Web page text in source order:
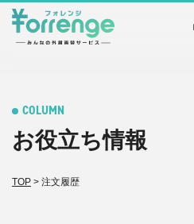
COLUMN
お役立ち情報
TOP > 注文履歴